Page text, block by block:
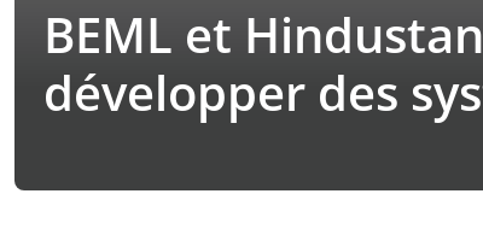
BEML et
développer des